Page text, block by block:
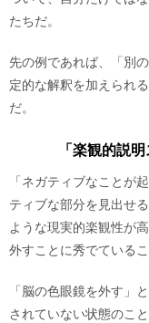
たちだ。
先の例であれば、「別
定的な解釈を加えられ
だ。
「楽観的説
「ネガティブなことが
ティブな部分を見出せ
ような現実的楽観性が
外すことに秀でている
「脳の色眼鏡を外す」
されていない状態のこ